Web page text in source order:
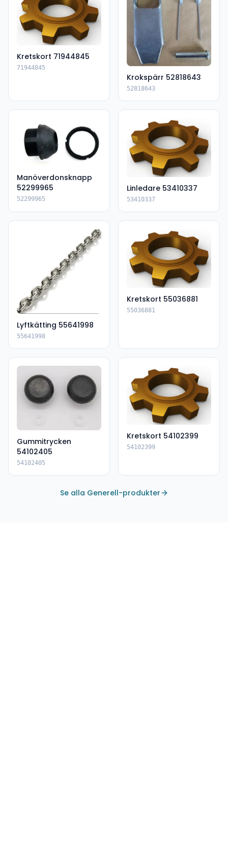
Kretskort 71944845
71944845
Krokspärr 52818643
52818643
Manöverdonsknapp
52299965
52299965
Linledare 53410337
53410337
Lyftkätting 55641998
55641998
Kretskort 55036881
55036881
Gummitrycken
54102405
54102405
Kretskort 54102399
54102399
Se alla Generell-produkter